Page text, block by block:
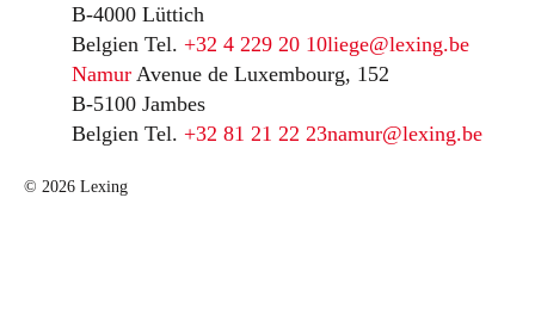
B-4000 Lüttich
Belgien Tel. +32 4 229 20 10liege@lexing.be
Namur Avenue de Luxembourg, 152
B-5100 Jambes
Belgien Tel. +32 81 21 22 23namur@lexing.be
© 2026 Lexing